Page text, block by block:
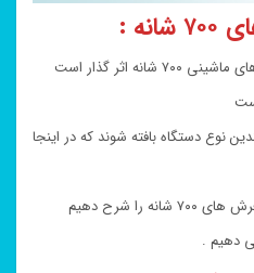
:
نکته ی مهمی که روی قیمت فرش های ماشینی ۷۰۰ شانه اثر گذار است
با چندین نوع دستگاه بافته شوند که در اینجا
اما قبل از آن که دستگاه های بافت فرش های ۷۰۰ شانه را شرح دهیم
دهیم .